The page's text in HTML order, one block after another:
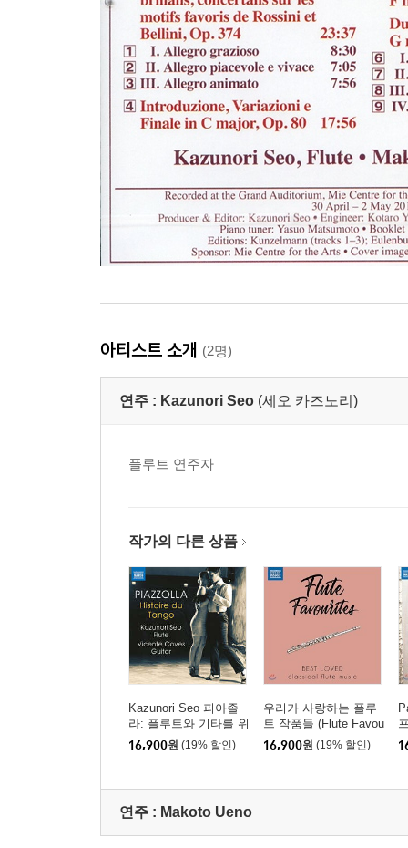
아티스트 소개 (2명)
연주 : Kazunori Seo (세오 카즈노리)
플루트 연주자
작가의 다른 상품
Kazunori Seo 피아졸
라: 플루트와 기타를 위
한 작품집 (Piazzolla:
Works for Flute and Gu
16,900원 (19% 할인)
우리가 사랑하는 플루
트 작품들 (Flute Favou
rites - Best Loved clas
sical flute music)
16,900원 (19% 할인)
연주 : Makoto Ueno